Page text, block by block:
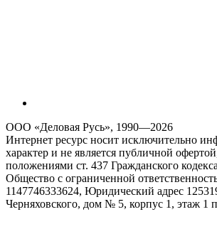
ООО «Деловая Русь», 1990—2026
Интернет ресурс носит исключительно
характер и не является публичной
положениями ст. 437 Гражданского
Общество с ограниченной
1147746333624, Юридический адрес
Черняховского, дом № 5, корпус 1, этаж 1